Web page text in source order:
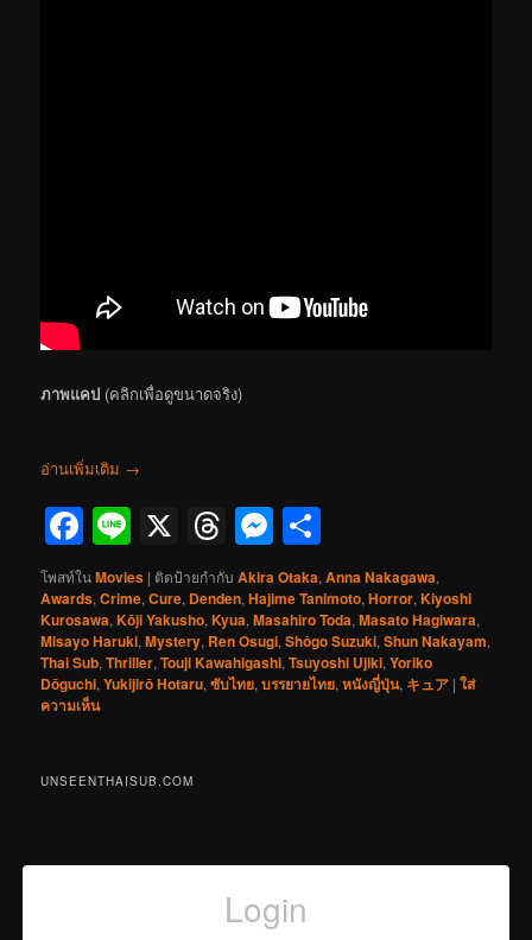
ภาพแคป (คลิกเพื่อดูขนาดจริง)
อ่านเพิ่มเติม →
Facebook
Line
X Threads
Messenger
โพสท์ในMovies | ติดป้ายกำกับ Akira Otaka,Anna Nakagawa,
Awards,Crime,Cure, Denden,Hajime Tanimoto,Horror,Kiyoshi
Kurosawa,Kōji Yakusho,Kyua,Masahiro Toda,Masato Hagiwara,
Misayo Haruki,Mystery, Ren Osugi,Shôgo Suzuki,Shun Nakayam,
Thai Sub,Thriller,Touji Kawahigashi,Tsuyoshi Ujiki,Yoriko
Dōguchi,Yukijirō Hotaru,ซับไทย,บรรยายไทย,หนังญี่ปุ่น, キュア |ใส่
ความเห็น
UNSEENTHAISUB.COM
Login